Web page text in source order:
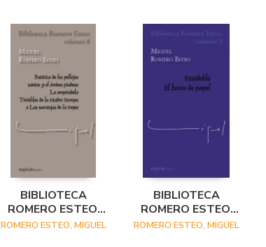
BIBLIOTECA
ROMERO ESTEO,
VOL. VIII
ROMERO ESTEO, MIGUEL
BIBLIOTECA
ROMERO ESTEO,
VOL. V
ROMERO ESTEO, MIGUEL